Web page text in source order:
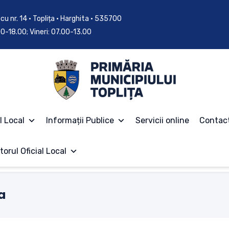
nr. 14 • Toplița • Harghita • 535700
18.00; Vineri: 07.00-13.00
Local Informații Publice Servicii online
Oficial Local